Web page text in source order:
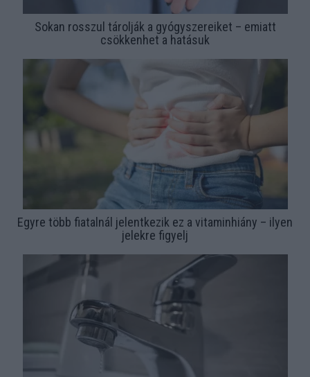
Sokan rosszul tárolják a gyógyszereiket – emiatt
csökkenhet a hatásuk
Egyre több fiatalnál jelentkezik ez a vitaminhiány – ilyen
jelekre figyelj